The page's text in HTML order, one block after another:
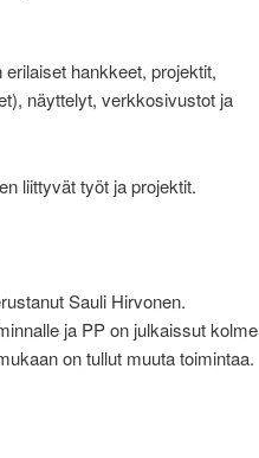
hankkeet, projektit,
näyttelyt, verkkosivustot ja
liittyvät työt ja projektit.
Sauli Hirvonen.
ja PP on julkaissut kolme
on tullut muuta toimintaa.